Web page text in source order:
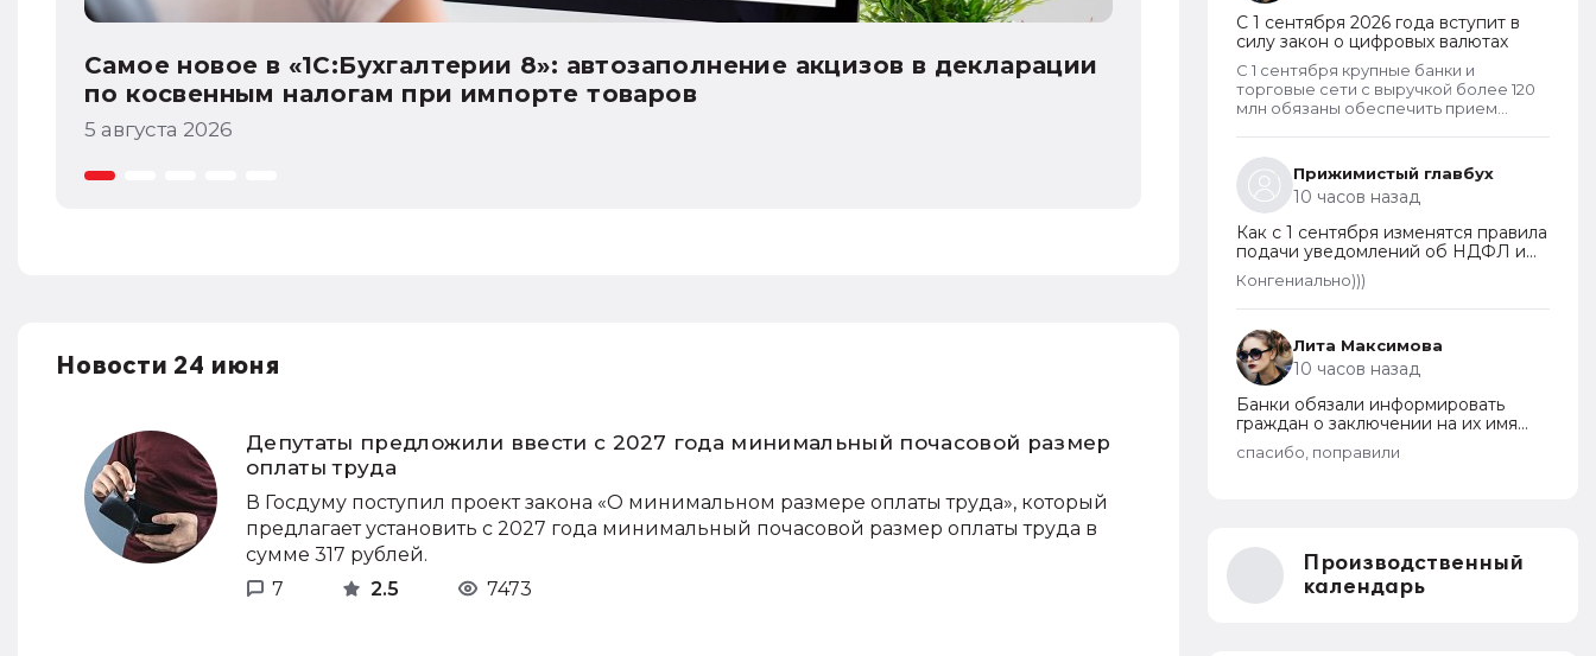
Самое новое в «1С:Бухгалтерии 8»: автозаполнение декларации по
акцизам
4 августа 2026
Новости 24 июня
Депутаты предложили ввести с 2027 года минимальный почасовой размер
оплаты труда
В Госдуму поступил проект закона «О минимальном размере оплаты труда», который
предлагает установить с 2027 года минимальный почасовой размер оплаты труда в
сумме 317 рублей.
7
2.5 7473
С 1 сентября 2026 года вступит в
силу закон о цифровых валютах
С 1 сентября крупные банки и
торговые сети с выручкой более 120
млн обязаны обеспечить прием
являться средством платежа в
России и новый закон прямо
запрещает их использование в этом
качестве внутри страны.
Прижимистый главбух
10 часов назад
Как с 1 сентября изменятся правила
подачи уведомлений об НДФЛ и
страховых взносах
Конгениально)))
Лита Максимова
10 часов назад
Банки обязали информировать
граждан о заключении на их имя
кредитных договоров
спасибо, поправили
Производственный
календарь